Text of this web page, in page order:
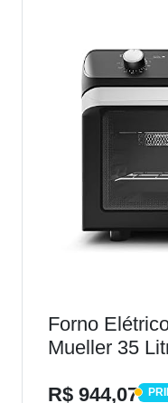
Forno
Mueller 35
R$ 944,07